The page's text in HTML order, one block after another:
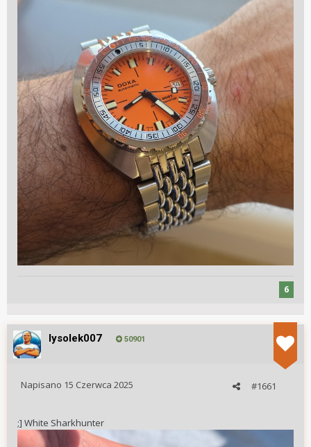
6
lysolek007 50901
#1661
Napisano 15 Czerwca 2025
;] White Sharkhunter